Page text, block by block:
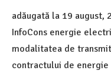
adăugată la 19 august,
InfoCons energie
modalitatea de
contractului de